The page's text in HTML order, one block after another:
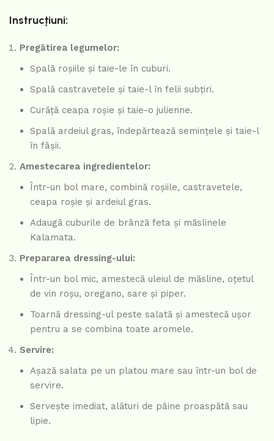
Instrucțiuni:
Pregătirea legumelor:
Spală roșiile și taie-le în cuburi.
Spală castravetele și taie-l în felii subțiri.
Curăță ceapa roșie și taie-o julienne.
Spală ardeiul gras, îndepărtează semințele și taie-l
în fâșii.
Amestecarea ingredientelor:
Într-un bol mare, combină roșiile, castravetele,
ceapa roșie și ardeiul gras.
Adaugă cuburile de brânză feta și măslinele
Kalamata.
Prepararea dressing-ului:
Într-un bol mic, amestecă uleiul de măsline, oțetul
de vin roșu, oregano, sare și piper.
Toarnă dressing-ul peste salată și amestecă ușor
pentru a se combina toate aromele.
Servire:
Așază salata pe un platou mare sau într-un bol de
servire.
Servește imediat, alături de pâine proaspătă sau
lipie.